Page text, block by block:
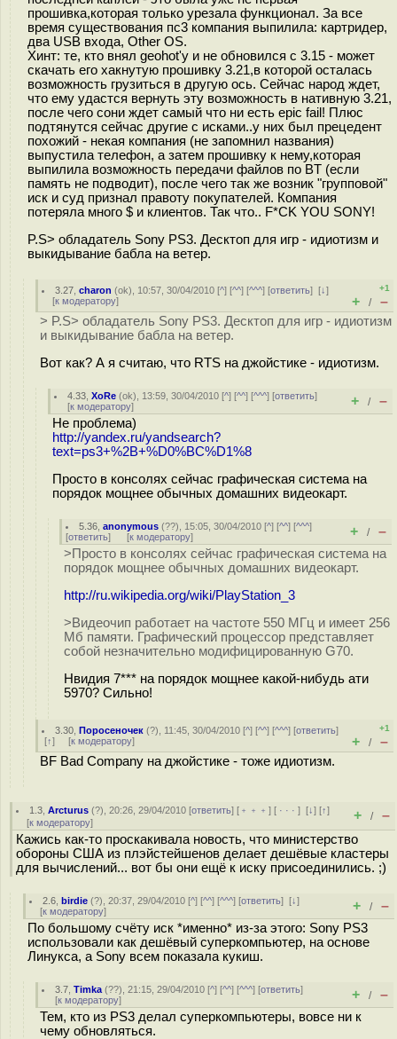
прошивка,которая только урезала функционал. За все
время существования пс3 компания выпилила: картридер,
два USB входа, Other OS.
Хинт: те, кто внял geohot'у и не обновился с 3.15 - может
скачать его хакнутую прошивку 3.21,в которой осталась
возможность грузиться в другую ось. Сейчас народ ждет,
что ему удастся вернуть эту возможность в нативную 3.21,
после чего сони ждет самый что ни есть epic fail! Плюс
подтянутся сейчас другие с исками..у них был прецедент
похожий - некая компания (не запомнил названия)
выпустила телефон, а затем прошивку к нему,которая
выпилила возможность передачи файлов по BT (если
память не подводит), после чего так же возник "групповой"
иск и суд признал правоту покупателей. Компания
потеряла много $ и клиентов. Так что.. F*CK YOU SONY!
P.S> обладатель Sony PS3. Десктоп для игр - идиотизм и
выкидывание бабла на ветер.
3.27 ,charon (ok), 10:57, 30/04/2010 [^] [^^] [^^^] [ответить][↓]
[к модератору]
+1
+ / –
> P.S> обладатель Sony PS3. Десктоп для игр - идиотизм
и выкидывание бабла на ветер.
Вот как? А я считаю, что RTS на джойстике - идиотизм.
4.33 ,XoRe (ok), 13:59, 30/04/2010 [^] [^^] [^^^] [ответить]
[к модератору] + / –
Не проблема)
http://yandex.ru/yandsearch?
text=ps3+%2B+%D0%BC%D1%8
Просто в консолях сейчас графическая система на
порядок мощнее обычных домашних видеокарт.
5.36 ,anonymous (??), 15:05, 30/04/2010 [^] [^^] [^^^]
[ответить] [к модератору] + / –
>Просто в консолях сейчас графическая система на
порядок мощнее обычных домашних видеокарт.
http://ru.wikipedia.org/wiki/PlayStation_3
>Видеочип работает на частоте 550 МГц и имеет 256
Мб памяти. Графический процессор представляет
собой незначительно модифицированную G70.
Нвидия 7*** на порядок мощнее какой-нибудь ати
5970? Сильно!
3.30 ,Поросеночек (?), 11:45, 30/04/2010 [^] [^^] [^^^] [ответить]
[↑] [к модератору]
+1
+ / –
BF Bad Company на джойстике - тоже идиотизм.
1.3 ,Arcturus (?), 20:26, 29/04/2010 [ответить] [ ﹢﹢﹢] [ · · ·][↓] [↑]
[к модератору] + / –
Кажись как-то проскакивала новость, что министерство
обороны США из плэйстейшенов делает дешёвые кластеры
для вычислений... вот бы они ещё к иску присоединились. ;)
2.6 ,birdie (?), 20:37, 29/04/2010 [^] [^^] [^^^] [ответить][↓]
[к модератору] + / –
По большому счёту иск *именно* из-за этого: Sony PS3
использовали как дешёвый суперкомпьютер, на основе
Линукса, а Sony всем показала кукиш.
3.7 ,Timka (??), 21:15, 29/04/2010 [^] [^^] [^^^] [ответить]
[к модератору] + / –
Тем, кто из PS3 делал суперкомпьютеры, вовсе ни к
чему обновляться.